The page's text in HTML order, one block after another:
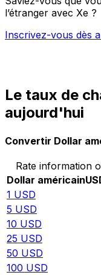
l’étranger avec Xe ?
Inscrivez-vous dès
Le taux de
aujourd'hui
Convertir Dollar
Rate information
Dollar américain
1 USD
5 USD
10 USD
25 USD
50 USD
100 USD